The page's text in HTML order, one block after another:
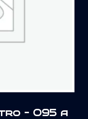
– 095 a